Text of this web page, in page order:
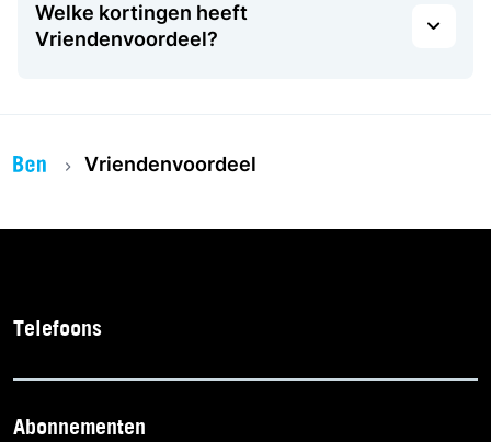
Welke kortingen heeft
Vriendenvoordeel?
Vriendenvoordeel
Telefoons
Abonnementen